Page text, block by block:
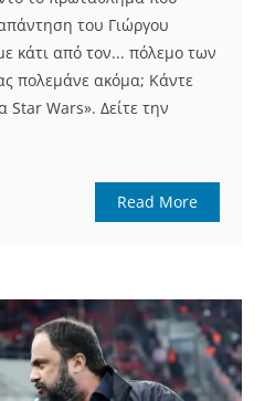
του Γιώργου
κάτι από τον... πόλεμο των
πολεμάνε ακόμα; Κάντε
Star Wars». Δείτε την
Read More